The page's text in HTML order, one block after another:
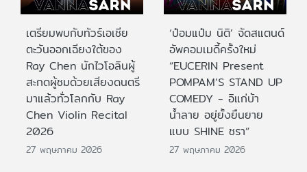
เตรียมพบกับทัวร์เอเชีย
ตะวันออกเฉียงใต้ของ
Ray Chen นักไวโอลินผู้
สะกดผู้ชมด้วยเสียงดนตรี
มาแล้วทั่วโลกกับ Ray
Chen Violin Recital
2026
27 พฤษภาคม 2026
‘ป๋อมแป๋ม นิติ’ จัดสแตนด์
อัพคอมเมดี้ครั้งใหม่
“EUCERIN Present
POMPAM’S STAND UP
COMEDY - อิแก่บ้า
น้ำลาย อยู่ยั้งยืนยาย
แบบ SHINE ชรา”
27 พฤษภาคม 2026